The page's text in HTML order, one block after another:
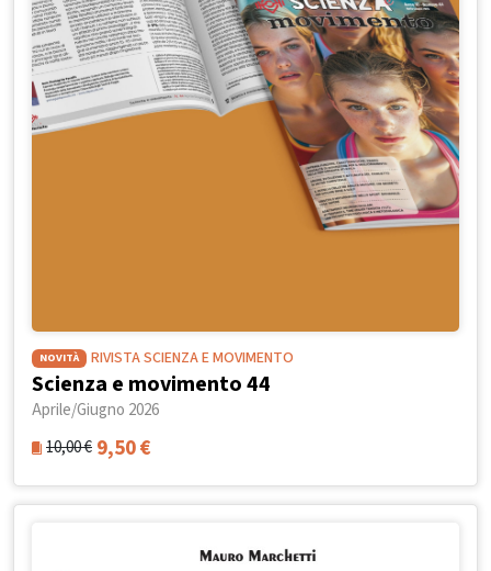
NOVITÀ RIVISTA SCIENZA E MOVIMENTO
Scienza e movimento 44
Aprile/Giugno 2026
10,00€ 9,50€